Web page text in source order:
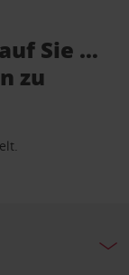
Sie …
zu